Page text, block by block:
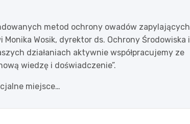
metod ochrony owadów zapylających
Wosik, dyrektor ds. Ochrony Środowiska i
działaniach aktywnie współpracujemy ze
wiedzę i doświadczenie”.
miejsce…